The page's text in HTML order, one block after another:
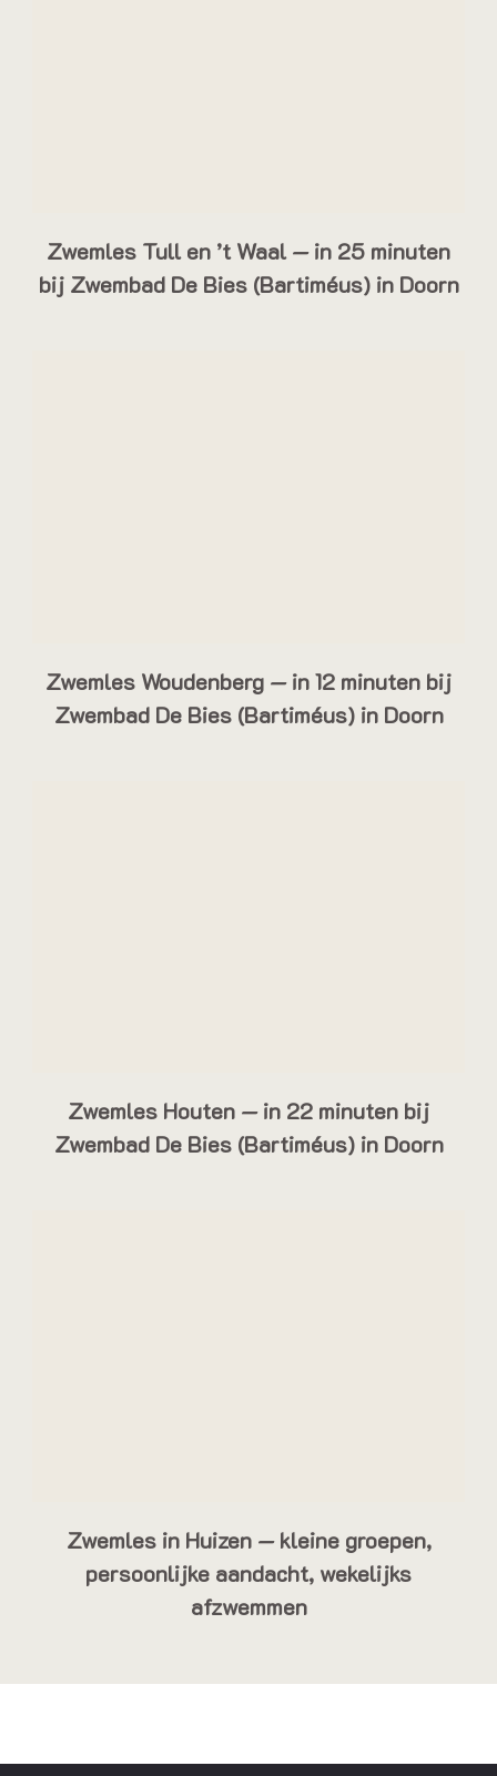
Zwemles Tull en ’t Waal — in 25 minuten
bij Zwembad De Bies (Bartiméus) in Doorn
Zwemles Woudenberg — in 12 minuten bij
Zwembad De Bies (Bartiméus) in Doorn
Zwemles Houten — in 22 minuten bij
Zwembad De Bies (Bartiméus) in Doorn
Zwemles in Huizen — kleine groepen,
persoonlijke aandacht, wekelijks
afzwemmen